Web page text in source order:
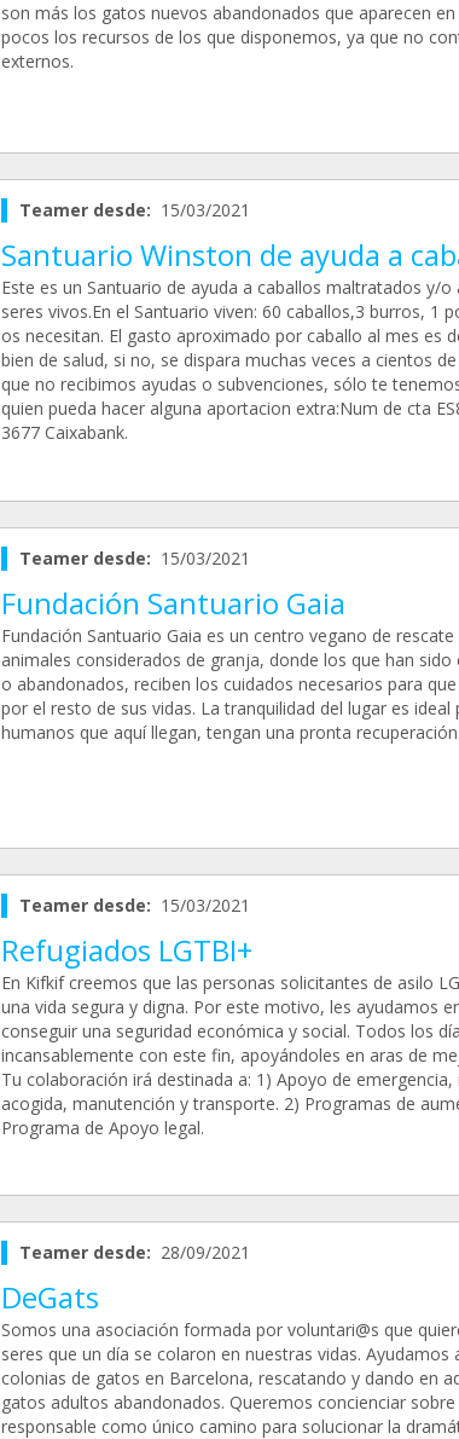
son más los gatos nuevos abandonados que aparecen
pocos los recursos de los que disponemos, ya que no
externos.
Teamer desde: 15/03/2021
Santuario Winston de ayuda a
Este es un Santuario de ayuda a caballos maltratados y/
seres vivos.En el Santuario viven: 60 caballos,3 burros, 1
os necesitan. El gasto aproximado por caballo al mes es
bien de salud, si no, se dispara muchas veces a cientos
que no recibimos ayudas o subvenciones, sólo te
quien pueda hacer alguna aportacion extra:Num de cta
3677 Caixabank.
Teamer desde: 15/03/2021
Fundación Santuario Gaia
Fundación Santuario Gaia es un centro vegano de
animales considerados de granja, donde los que han
o abandonados, reciben los cuidados necesarios para
por el resto de sus vidas. La tranquilidad del lugar es
humanos que aquí llegan, tengan una pronta recuperación.
Teamer desde: 15/03/2021
Refugiados LGTBI+
En Kifkif creemos que las personas solicitantes de asilo
una vida segura y digna. Por este motivo, les ayudamos
conseguir una seguridad económica y social. Todos los
incansablemente con este fin, apoyándoles en aras de
Tu colaboración irá destinada a: 1) Apoyo de emergencia,
acogida, manutención y transporte. 2) Programas de
Programa de Apoyo legal.
Teamer desde: 28/09/2021
DeGats
Somos una asociación formada por voluntari@s que
seres que un día se colaron en nuestras vidas.
colonias de gatos en Barcelona, rescatando y dando en
gatos adultos abandonados. Queremos concienciar
responsable como único camino para solucionar la